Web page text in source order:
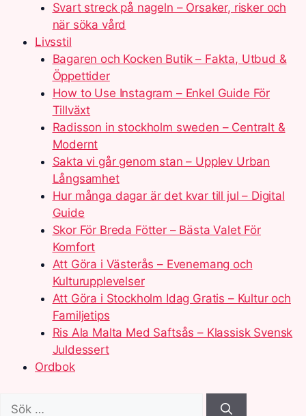
Svart streck på nageln – Orsaker, risker och
när söka vård
Livsstil
Bagaren och Kocken Butik – Fakta, Utbud &
Öppettider
How to Use Instagram – Enkel Guide För
Tillväxt
Radisson in stockholm sweden – Centralt &
Modernt
Sakta vi går genom stan – Upplev Urban
Långsamhet
Hur många dagar är det kvar till jul – Digital
Guide
Skor För Breda Fötter – Bästa Valet För
Komfort
Att Göra i Västerås – Evenemang och
Kulturupplevelser
Att Göra i Stockholm Idag Gratis – Kultur och
Familjetips
Ris Ala Malta Med Saftsås – Klassisk Svensk
Juldessert
Ordbok